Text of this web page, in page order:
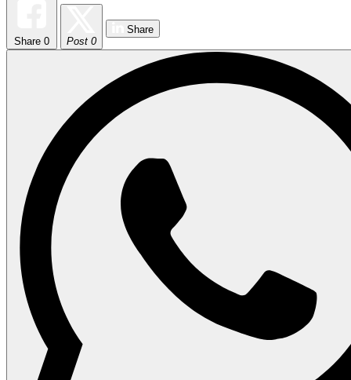
Share 0 Post 0
Share